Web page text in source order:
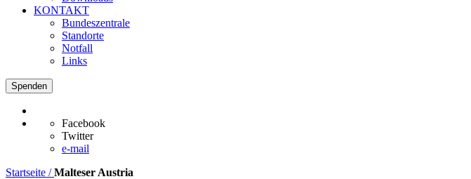
KONTAKT
Bundeszentrale
Standorte
Notfall
Links
Spenden
Facebook
Twitter
e-mail
Startseite / Malteser Austria